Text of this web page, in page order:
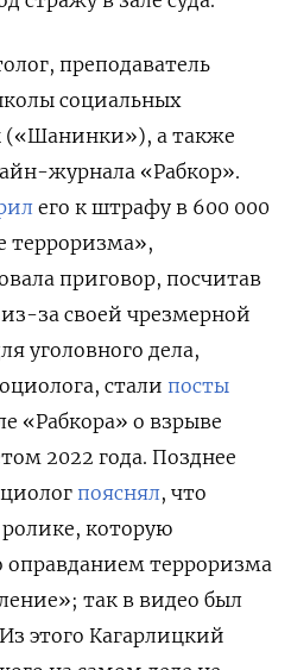
преподаватель
социальных
(«Шанинки»), а также
журнала «Рабкор».
его к штрафу в 600 000
терроризма»,
приговор, посчитав
за своей чрезмерной
уголовного дела,
стали посты
«Рабкора» о взрыве
2022 года. Позднее
пояснял, что
которую
оправданием терроризма
так в видео был
этого Кагарлицкий